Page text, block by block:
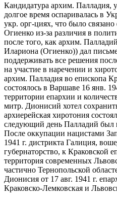
Кандидатура архим. Палладия,
долгое время оспаривалась в
укр. орг-циях, что было
Огиенко из-за различия в
после того, как архим.
Илариона (Огиенко)) дал
поддерживать все решения
на участие в наречении и
архим. Палладия во епископа
состоялось в Варшаве 16 янв.
территории епархии и
митр. Дионисий хотел
архиерейская хиротония
следующий день Палладий был
После оккупации нацистами
1941 г. дистрикта Галиция,
губернаторство, к Краковской
территория современных
частично Тернопольской
Дионисия от 17 авг. 1941 г.
Краковско-Лемковская и